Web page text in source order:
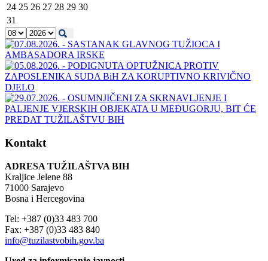
24 25 26 27 28 29 30
31
Kontakt
ADRESA TUŽILAŠTVA BIH
Kraljice Jelene 88
71000 Sarajevo
Bosna i Hercegovina
Tel: +387 (0)33 483 700
Fax: +387 (0)33 483 840
info@tuzilastvobih.gov.ba